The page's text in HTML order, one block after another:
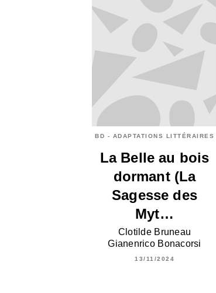
BD - ADAPTATIONS LITTÉRAIRES
La Belle au bois
dormant (La
Sagesse des
Myt…
Clotilde Bruneau
Gianenrico Bonacorsi
13/11/2024